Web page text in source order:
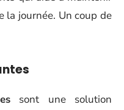
la journée. Un coup de
sont une solution